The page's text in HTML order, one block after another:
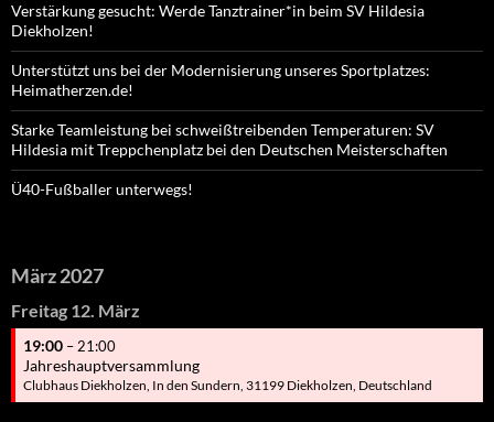
Verstärkung gesucht: Werde Tanztrainer*in beim SV Hildesia
Diekholzen!
Unterstützt uns bei der Modernisierung unseres Sportplatzes:
Heimatherzen.de!
Starke Teamleistung bei schweißtreibenden Temperaturen: SV
Hildesia mit Treppchenplatz bei den Deutschen Meisterschaften
Ü40-Fußballer unterwegs!
März 2027
Freitag 12. März
19:00 – 21:00
Jahreshauptversammlung
Clubhaus Diekholzen, In den Sundern, 31199 Diekholzen, Deutschland